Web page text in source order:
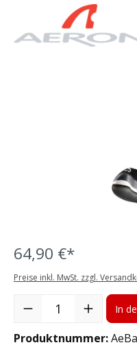
64,90 €*
Preise inkl. MwSt. zzgl.
Produkt Anzahl: Gib den
In
Produktnummer: